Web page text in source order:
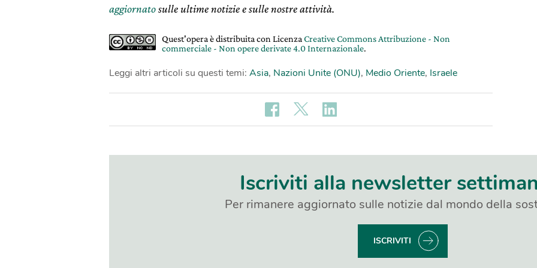
aggiornatosulle ultime notizie e sulle nostre attività.
Quest'opera è distribuita con Licenza Creative Commons Attribuzione - Non
commerciale - Non opere derivate 4.0 Internazionale.
Leggi altri articoli su questi temi: Asia, Nazioni Unite (ONU), Medio Oriente, Israele
Iscriviti alla newsletter
Per rimanere aggiornato sulle notizie dal mondo della
ISCRIVITI